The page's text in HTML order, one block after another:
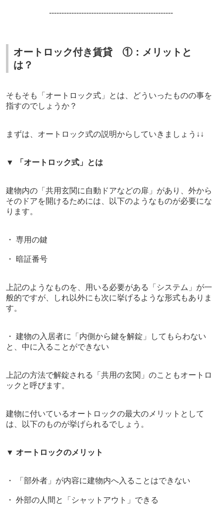
--------------------------------------------------
オートロック付き賃貸 ①：メリットと
は？
そもそも「オートロック式」とは、どういったものの事を
指すのでしょうか？
まずは、オートロック式の説明からしていきましょう↓↓
▼ 「オートロック式」とは
建物内の「共用玄関に自動ドアなどの扉」があり、外から
そのドアを開けるためには、以下のようなものが必要にな
ります。
・ 専用の鍵
・ 暗証番号
上記のようなものを、用いる必要がある「システム」が一
般的ですが、
しれ以外にも次に挙げるような形式もありま
す。
・ 建物の入居者に「内側から鍵を解錠」してもらわない
と、中に入ることができない
上記の方法で解錠される「共用の玄関」のこともオートロ
ックと呼びます。
建物に付いているオートロックの最大のメリットとして
は、以下のものが挙げられるでしょう。
▼ オートロックのメリット
・ 「部外者」が内容に建物内へ入ることはできない
・ 外部の人間と「シャットアウト」できる